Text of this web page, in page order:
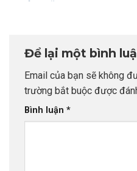
Để lại một bình
Email của bạn sẽ không
trường bắt buộc được
Bình luận *